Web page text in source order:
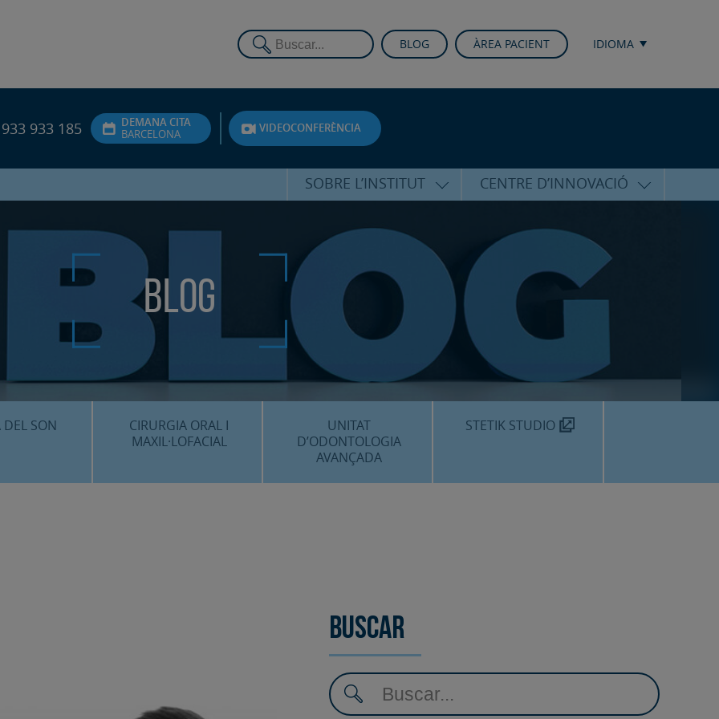
BLOG ÀREA PACIENT IDIOMA
933 933 185
DEMANA CITA
BARCELONA
VIDEOCONFERÈNCIA
SOBRE L’INSTITUT
ALFARO
ATENCIÓ PERSONALITZADA
UNITAT DE SUPORT
PSICOLÒGIC
SERVEIS INTERNACIONALS
CENTRE MÈDIC TEKNON
ON SOM?
CENTRE D’INNOVACIÓ
CONFERÈNCIES I CONGRESSOS
FORMACIÓ
PUBLICACIONS CIENTÍFIQUES
LA VEU DE L’EXPERT
Blog
SON
CIRURGIA ORAL I
MAXIL·LOFACIAL
UNITAT
D’ODONTOLOGIA
AVANÇADA
STETIK STUDIO
Buscar